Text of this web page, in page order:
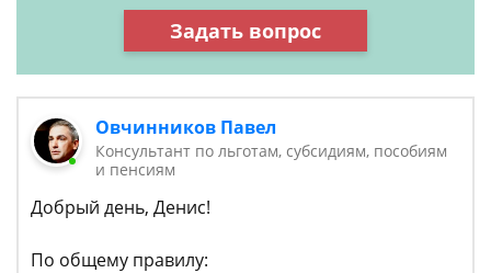
Задать вопрос
Овчинников Павел
Консультант по льготам, субсидиям, пособиям
и пенсиям
Добрый день, Денис!
По общему правилу: